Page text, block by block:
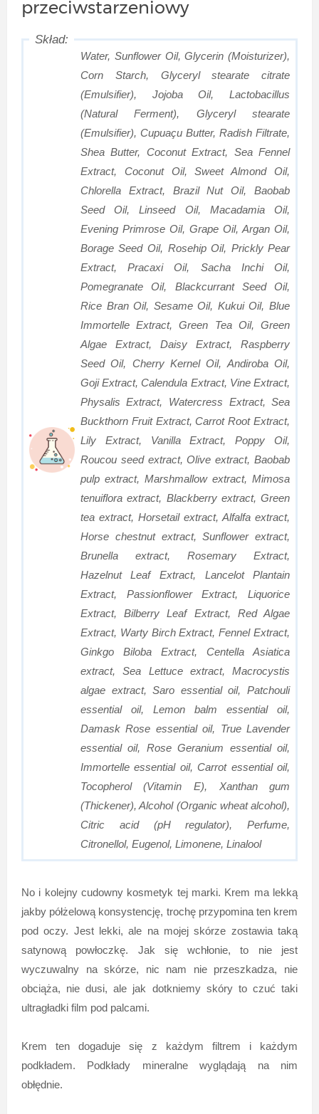
przeciwstarzeniowy
Water, Sunflower Oil, Glycerin (Moisturizer),
Corn Starch, Glyceryl stearate citrate
(Emulsifier), Jojoba Oil, Lactobacillus
(Natural Ferment), Glyceryl stearate
(Emulsifier), Cupuaçu Butter, Radish Filtrate,
Shea Butter, Coconut Extract, Sea Fennel
Extract, Coconut Oil, Sweet Almond Oil,
Chlorella Extract, Brazil Nut Oil, Baobab
Seed Oil, Linseed Oil, Macadamia Oil,
Evening Primrose Oil, Grape Oil, Argan Oil,
Borage Seed Oil, Rosehip Oil, Prickly Pear
Extract, Pracaxi Oil, Sacha Inchi Oil,
Pomegranate Oil, Blackcurrant Seed Oil,
Rice Bran Oil, Sesame Oil, Kukui Oil, Blue
Immortelle Extract, Green Tea Oil, Green
Algae Extract, Daisy Extract, Raspberry
Seed Oil, Cherry Kernel Oil, Andiroba Oil,
Goji Extract, Calendula Extract, Vine Extract,
Physalis Extract, Watercress Extract, Sea
Buckthorn Fruit Extract, Carrot Root Extract,
Lily Extract, Vanilla Extract, Poppy Oil,
Roucou seed extract, Olive extract, Baobab
pulp extract, Marshmallow extract, Mimosa
tenuiflora extract, Blackberry extract, Green
tea extract, Horsetail extract, Alfalfa extract,
Horse chestnut extract, Sunflower extract,
Brunella extract, Rosemary Extract,
Hazelnut Leaf Extract, Lancelot Plantain
Extract, Passionflower Extract, Liquorice
Extract, Bilberry Leaf Extract, Red Algae
Extract, Warty Birch Extract, Fennel Extract,
Ginkgo Biloba Extract, Centella Asiatica
extract, Sea Lettuce extract, Macrocystis
algae extract, Saro essential oil, Patchouli
essential oil, Lemon balm essential oil,
Damask Rose essential oil, True Lavender
essential oil, Rose Geranium essential oil,
Immortelle essential oil, Carrot essential oil,
Tocopherol (Vitamin E), Xanthan gum
(Thickener), Alcohol (Organic wheat alcohol),
Citric acid (pH regulator), Perfume,
Citronellol, Eugenol, Limonene, Linalool
No i kolejny cudowny kosmetyk tej marki. Krem ma lekką
jakby półżelową konsystencję, trochę przypomina ten krem
pod oczy. Jest lekki, ale na mojej skórze zostawia taką
satynową powłoczkę. Jak się wchłonie, to nie jest
wyczuwalny na skórze, nic nam nie przeszkadza, nie
obciąża, nie dusi, ale jak dotkniemy skóry to czuć taki
ultragładki film pod palcami.
Krem ten dogaduje się z każdym filtrem i każdym
podkładem. Podkłady mineralne wyglądają na nim
obłędnie.